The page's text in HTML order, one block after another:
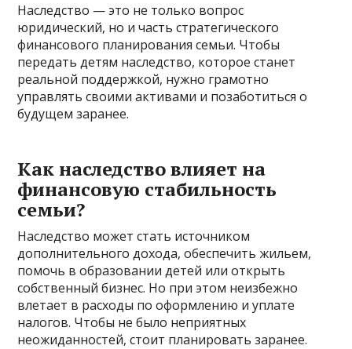
Наследство — это не только вопрос
юридический, но и часть стратегического
финансового планирования семьи. Чтобы
передать детям наследство, которое станет
реальной поддержкой, нужно грамотно
управлять своими активами и позаботиться о
будущем заранее.
Как наследство влияет на
финансовую стабильность
семьи?
Наследство может стать источником
дополнительного дохода, обеспечить жильем,
помочь в образовании детей или открыть
собственный бизнес. Но при этом неизбежно
влетает в расходы по оформлению и уплате
налогов. Чтобы не было неприятных
неожиданностей, стоит планировать заранее.